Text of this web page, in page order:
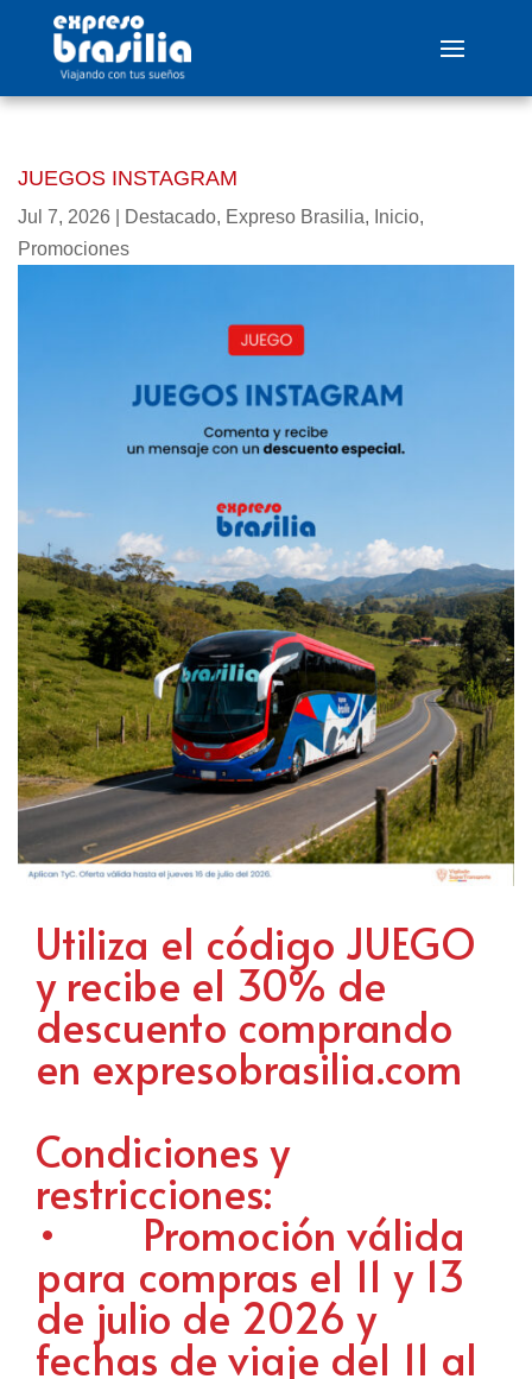
JUEGOS INSTAGRAM
Jul 7, 2026 Destacado, Expreso Brasilia, Inicio,
Promociones
Utiliza el código JUEGO
y recibe el 30% de
descuento comprando
en expresobrasilia.com
Condiciones y
restricciones:
• Promoción válida
para compras el 11 y 13
de julio de 2026 y
fechas de viaje del 11 al